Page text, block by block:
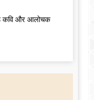
कवि और आलोचक